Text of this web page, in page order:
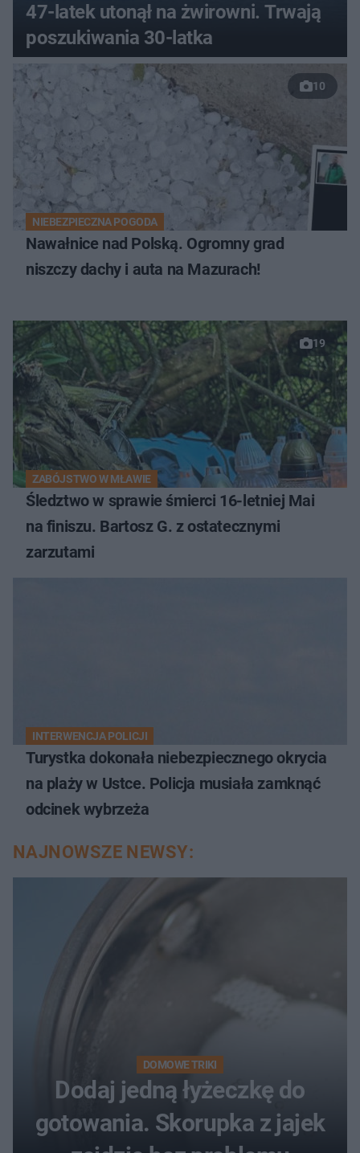
47-latek utonął na żwirowni. Trwają
poszukiwania 30-latka
10
NIEBEZPIECZNA POGODA
Nawałnice nad Polską. Ogromny grad
niszczy dachy i auta na Mazurach!
19
ZABÓJSTWO W MŁAWIE
Śledztwo w sprawie śmierci 16-letniej Mai
na finiszu. Bartosz G. z ostatecznymi
zarzutami
INTERWENCJA POLICJI
Turystka dokonała niebezpiecznego okrycia
na plaży w Ustce. Policja musiała zamknąć
odcinek wybrzeża
NAJNOWSZE NEWSY:
DOMOWE TRIKI
Dodaj jedną łyżeczkę do
gotowania. Skorupka z jajek